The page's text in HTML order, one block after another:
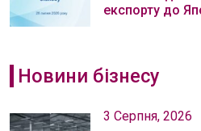
експорту до
Новини бізнесу
3 Серпня, 2026